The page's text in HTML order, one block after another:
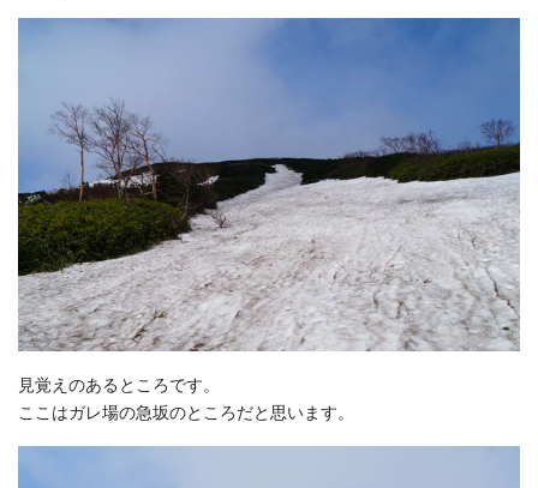
見覚えのあるところです。
ここはガレ場の急坂のところだと思います。